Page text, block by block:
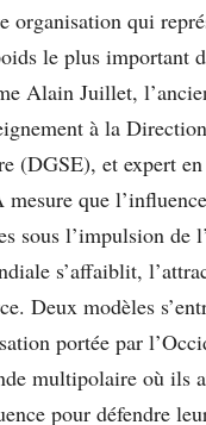
organisation qui
le plus important
Alain Juillet,
à la
(DGSE), et expert
que
sous l’impulsion de
s’affaiblit,
Deux modèles
portée par
multipolaire où ils
pour défendre